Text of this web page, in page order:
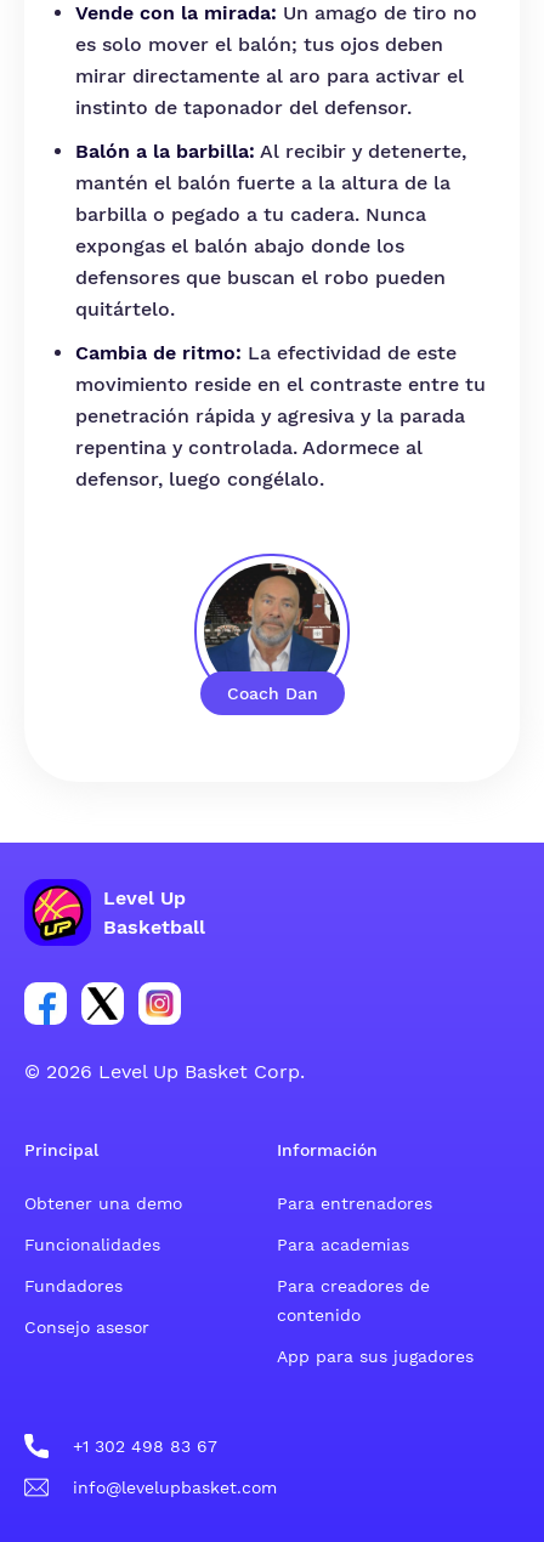
Coach Dan
Vende con la mirada: Un amago de tiro no
es solo mover el balón; tus ojos deben
mirar directamente al aro para activar el
instinto de taponador del defensor.
Balón a la barbilla: Al recibir y detenerte,
mantén el balón fuerte a la altura de la
barbilla o pegado a tu cadera. Nunca
expongas el balón abajo donde los
defensores que buscan el robo pueden
quitártelo.
Cambia de ritmo: La efectividad de este
movimiento reside en el contraste entre tu
penetración rápida y agresiva y la parada
repentina y controlada. Adormece al
defensor, luego congélalo.
Level Up
Basketball
Enlace para el grupo social de la cuenta de Facebook
Enlace para el grupo social de la cuenta de
Enlace para el grupo social de la cuenta
© 2026 Level Up Basket Corp.
Principal
Obtener una demo
Funcionalidades
Fundadores
Consejo asesor
Información
Para entrenadores
Para academias
Para creadores de
contenido
App para sus jugadores
+1 302 498 83 67
info@levelupbasket.com